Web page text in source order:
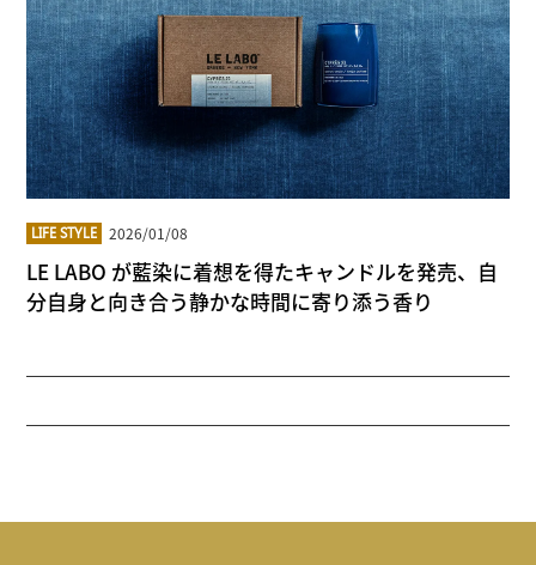
LIFE STYLE 2026/01/08
LE LABO が藍染に着想を得たキャンドルを発売、自
分自身と向き合う静かな時間に寄り添う香り